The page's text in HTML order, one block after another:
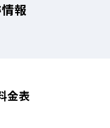
報
金表